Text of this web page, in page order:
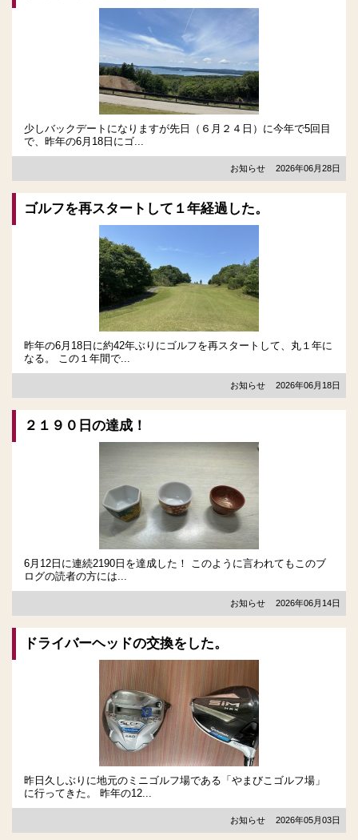
少しバックデートになりますが先日（６月２４日）に今年で5回目
で、昨年の6月18日にゴ...
お知らせ 2026年06月28日
ゴルフを再スタートして１年経過した。
昨年の6月18日に約42年ぶりにゴルフを再スタートして、丸１年に
なる。 この１年間で...
お知らせ 2026年06月18日
２１９０日の達成！
6月12日に連続2190日を達成した！ このように言われてもこのブ
ログの読者の方には...
お知らせ 2026年06月14日
ドライバーヘッドの交換をした。
昨日久しぶりに地元のミニゴルフ場である「やまびこゴルフ場」
に行ってきた。 昨年の12...
お知らせ 2026年05月03日